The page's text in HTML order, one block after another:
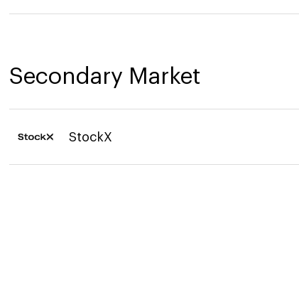
Secondary Market
StockX